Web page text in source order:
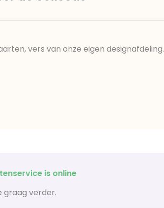
vers van onze eigen designafdeling.
is online
graag verder.